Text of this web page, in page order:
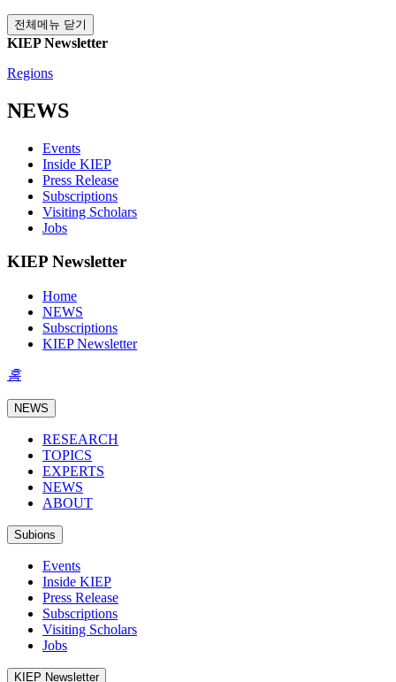
전체메뉴 닫기
KIEP Newsletter
Regions
NEWS
Events
Inside KIEP
Press Release
Subscriptions
Visiting Scholars
Jobs
KIEP Newsletter
Home
NEWS
Subscriptions
KIEP Newsletter
홈
NEWS
RESEARCH
TOPICS
EXPERTS
NEWS
ABOUT
Subions
Events
Inside KIEP
Press Release
Subscriptions
Visiting Scholars
Jobs
KIEP Newsletter